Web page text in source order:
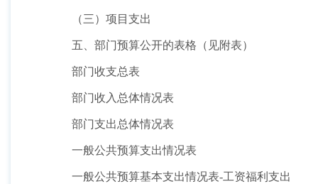
（三）项目支出
五、部门预算公开的表格（见附表）
部门收支总表
部门收入总体情况表
部门支出总体情况表
一般公共预算支出情况表
一般公共预算基本支出情况表-工资福利支出